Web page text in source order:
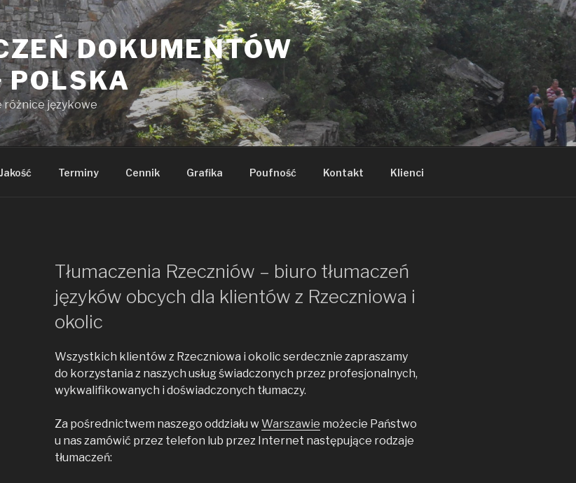
DOKUMENTÓW
POLSKA
różnice językowe
Jakość Terminy Cennik Grafika Poufność Kontakt Klienci
Tłumaczenia Rzeczniów – biuro tłumaczeń
języków obcych dla klientów z Rzeczniowa i
okolic
Wszystkich klientów z Rzeczniowa i okolic serdecznie zapraszamy
do korzystania z naszych usług świadczonych przez profesjonalnych,
wykwalifikowanych i doświadczonych tłumaczy.
Za pośrednictwem naszego oddziału wWarszawie możecie Państwo
u nas zamówić przez telefon lub przez Internet następujące rodzaje
tłumaczeń: